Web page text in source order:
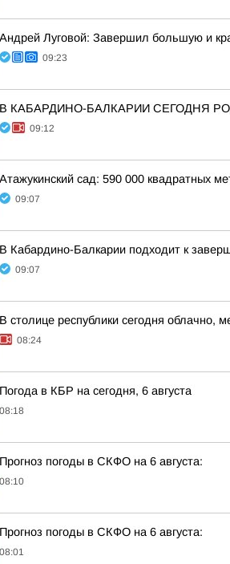
Андрей Луговой: Завершил большую и
09:23
В КАБАРДИНО-БАЛКАРИИ СЕГОДНЯ
09:12
Атажукинский сад: 590 000 квадратных
09:07
В Кабардино-Балкарии подходит к
09:07
В столице республики сегодня облачно,
08:24
Погода в КБР на сегодня, 6 августа
08:18
Прогноз погоды в СКФО на 6 августа:
08:10
Прогноз погоды в СКФО на 6 августа:
08:01